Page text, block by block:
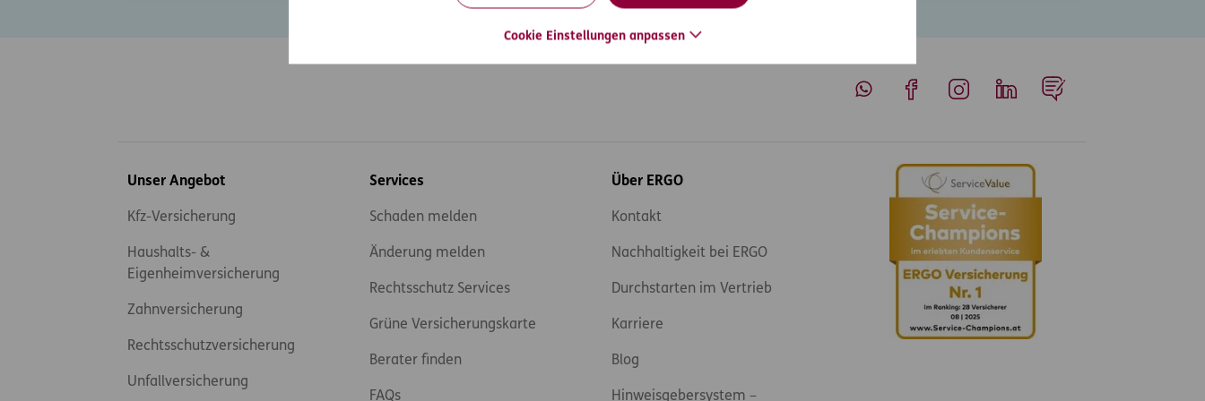
Cookie Einstellungen anpassen
Inhaltsübersicht
Unser Angebot
Kfz-Versicherung
Haushalts- &
Eigenheimversicherung
Zahnversicherung
Rechtsschutzversicherung
Unfallversicherung
Services
Schaden melden
Änderung melden
Rechtsschutz Services
Grüne Versicherungskarte
Berater finden
FAQs
Über ERGO
Kontakt
Nachhaltigkeit bei ERGO
Durchstarten im Vertrieb
Karriere
Blog
Hinweisgebersystem –